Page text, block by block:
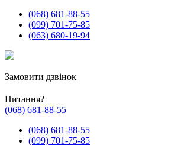
(068) 681-88-55
(099) 701-75-85
(063) 680-19-94
Замовити дзвінок
Питання?
(068) 681-88-55
(068) 681-88-55
(099) 701-75-85